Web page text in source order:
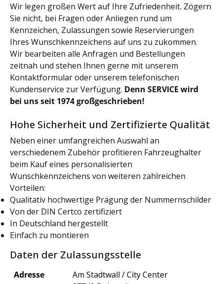
Wir legen großen Wert auf Ihre Zufriedenheit. Zögern
Sie nicht, bei Fragen oder Anliegen rund um
Kennzeichen, Zulassungen sowie Reservierungen
Ihres Wunschkennzeichens auf uns zu zukommen.
Wir bearbeiten alle Anfragen und Bestellungen
zeitnah und stehen Ihnen gerne mit unserem
Kontaktformular oder unserem telefonischen
Kundenservice zur Verfügung. Denn SERVICE wird
bei uns seit 1974 großgeschrieben!
Hohe Sicherheit und Zertifizierte Qualität
Neben einer umfangreichen Auswahl an
verschiedenem Zubehör profitieren Fahrzeughalter
beim Kauf eines personalisierten
Wunschkennzeichens von weiteren zahlreichen
Vorteilen:
Qualitativ hochwertige Prägung der Nummernschilder
Von der DIN Certco zertifiziert
In Deutschland hergestellt
Einfach zu montieren
Daten der Zulassungsstelle
Adresse
Am Stadtwall / City Center